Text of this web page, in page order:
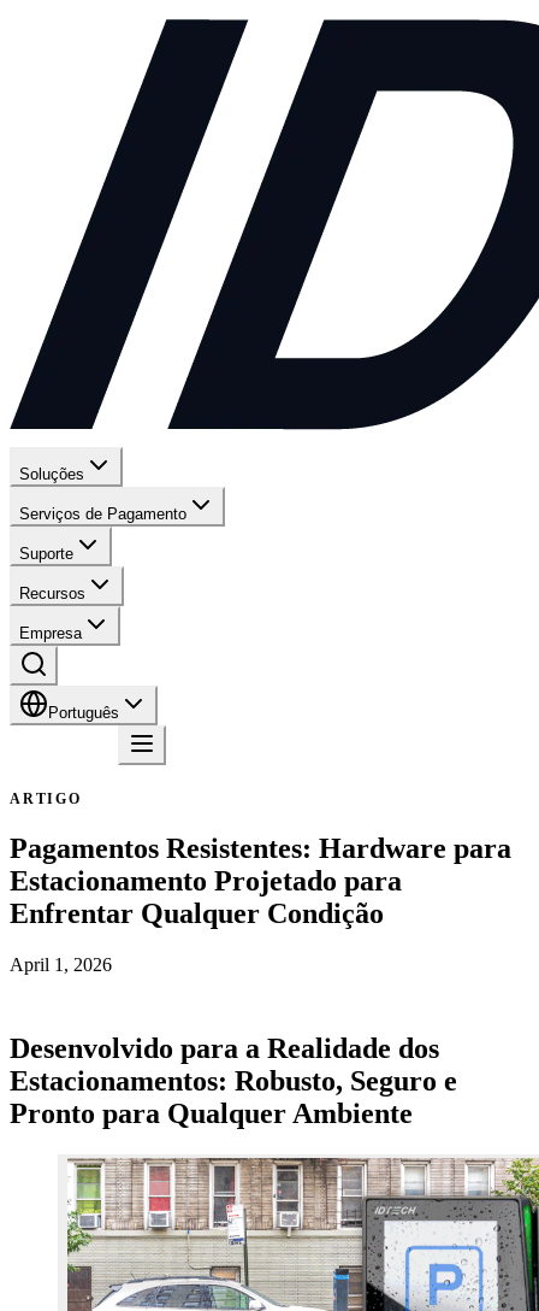
Soluções
Serviços de Pagamento
Suporte
Recursos
Empresa
Português
ARTIGO
Pagamentos Resistentes: Hardware para
Estacionamento Projetado para
Enfrentar Qualquer Condição
April 1, 2026
Desenvolvido para a Realidade dos
Estacionamentos: Robusto, Seguro e
Pronto para Qualquer Ambiente